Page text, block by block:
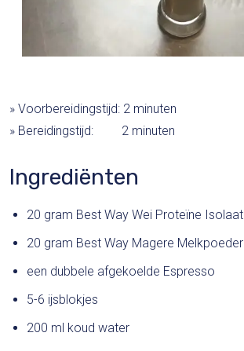
» Voorbereidingstijd: 2 minuten
» Bereidingstijd: 2 minuten
Ingrediënten
20 gram Best Way Wei Proteïne Isolaat
20 gram Best Way Magere Melkpoeder
een dubbele afgekoelde Espresso
5-6 ijsblokjes
200 ml koud water